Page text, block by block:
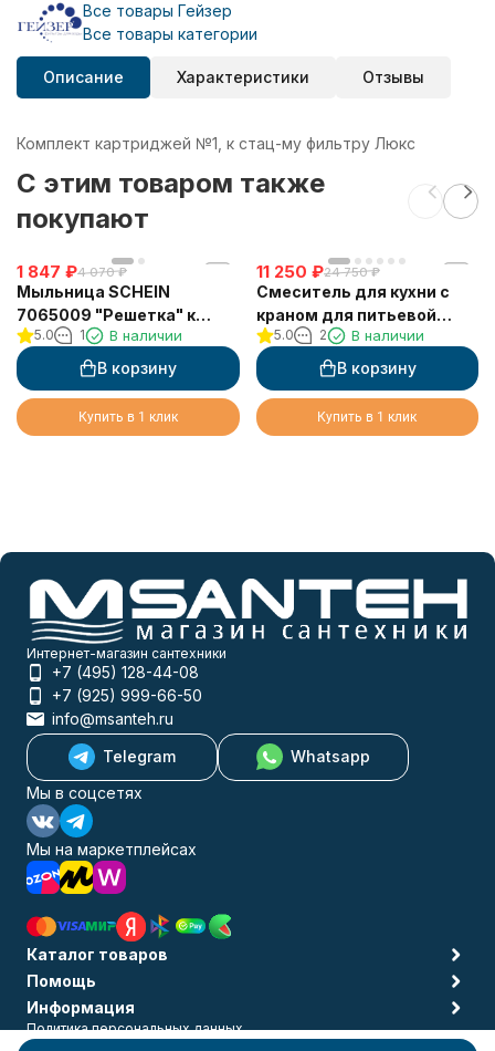
Все товары Гейзер
Все товары категории
Описание Характеристики Отзывы
Комплект картриджей №1, к стац-му фильтру Люкс
C этим товаром также
покупают
1 847 ₽4 070 ₽
Мыльница SCHEIN
7065009 "Решетка" к
стене
5.0 1 В наличии
В корзину
Купить в 1 клик
11 250 ₽24 750 ₽
Смеситель для кухни с
краном для питьевой
воды VIKO V-5504
5.0 2 В наличии
В корзину
Купить в 1 клик
Интернет-магазин сантехники
+7 (495) 128-44-08
+7 (925) 999-66-50
info@msanteh.ru
Telegram
Whatsapp
Мы в соцсетях
Мы на маркетплейсах
Каталог товаров
Помощь
Информация
Политика персональных данных
© 2009-2026 MSANTEH